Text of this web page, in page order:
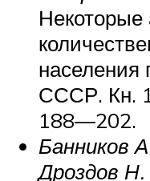
Некоторые
населения
СССР. Кн.
188—202.
Банников
Дроздов